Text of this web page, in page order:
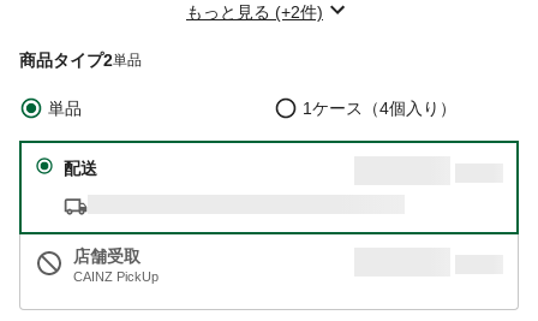
もっと見る (+2件)
商品タイプ2単品
単品 1ケース（4個入り）
配送
店舗受取
CAINZ PickUp